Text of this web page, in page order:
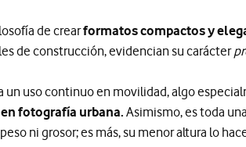
de crearformatos compactos y
de construcción, evidencian su carácter
uso continuo en movilidad, algo
fotografía urbana. Asimismo, es toda
ni grosor; es más, su menor altura lo